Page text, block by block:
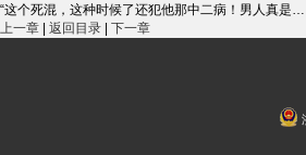
“这个死混，这种时候了还犯他那中二病！男人真是
上一章
返回目录 下一章